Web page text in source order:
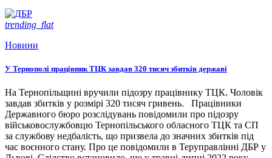
trending_flat
Новини
У Тернополі працівник ТЦК завдав 320 тисяч збитків державі
На Тернопільщині вручили підозру працівнику ТЦК. Чоловік
завдав збитків у розмірі 320 тисяч гривень. Працівники
Державного бюро розслідувань повідомили про підозру
військовослужбовцю Тернопільського обласного ТЦК та СП
за службову недбалість, що призвела до значних збитків під
час воєнного стану. Про це повідомили в Теруправлінні ДБР у